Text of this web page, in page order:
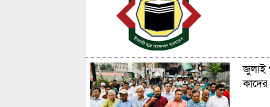
জুলাই